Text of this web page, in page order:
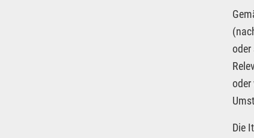
oder
oder
Die